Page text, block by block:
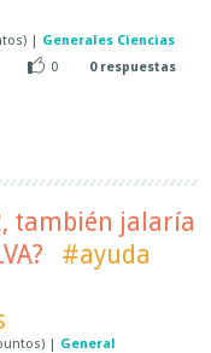
| Generales Ciencias
0
0respuestas
también jalaría
#ayuda
| General